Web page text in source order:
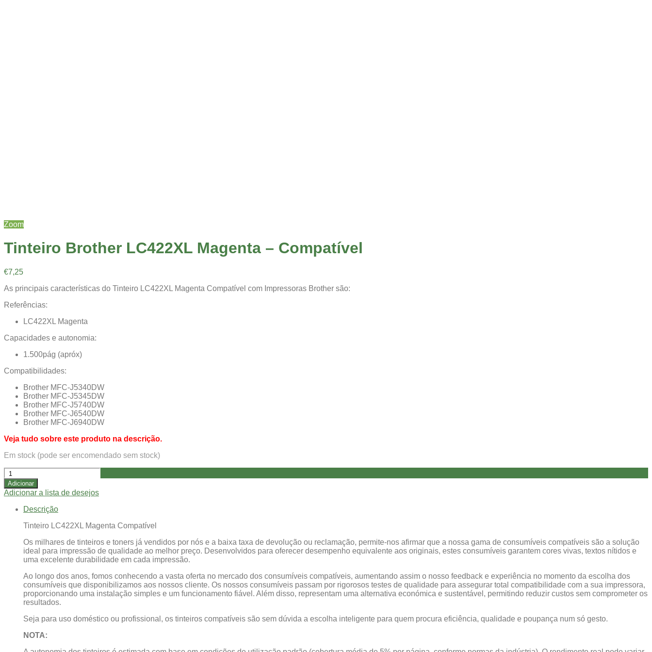
Zoom
Tinteiro Brother LC422XL Magenta – Compatível
€7,25
As principais características do Tinteiro LC422XL Magenta Compatível com Impressoras Brother são:
Referências:
LC422XL Magenta
Capacidades e autonomia:
1.500pág (apróx)
Compatibilidades:
Brother MFC-J5340DW
Brother MFC-J5345DW
Brother MFC-J5740DW
Brother MFC-J6540DW
Brother MFC-J6940DW
Veja tudo sobre este produto na descrição.
Em stock (pode ser encomendado sem stock)
Quantidade
de
Tinteiro
Brother
LC422XL
Magenta
Adicionar
Adicionar a lista de desejos
Descrição
Tinteiro LC422XL Magenta Compatível
Os milhares de tinteiros e toners já vendidos por nós e a baixa taxa de devolução ou reclamação, permite-nos afirmar que a nossa gama de consumíveis compatíveis são a solução
ideal para impressão de qualidade ao melhor preço. Desenvolvidos para oferecer desempenho equivalente aos originais, estes consumíveis garantem cores vivas, textos nítidos e
uma excelente durabilidade em cada impressão.
Ao longo dos anos, fomos conhecendo a vasta oferta no mercado dos consumíveis compatíveis, aumentando assim o nosso feedback e experiência no momento da escolha dos
consumíveis que disponibilizamos aos nossos cliente. Os nossos consumíveis passam por rigorosos testes de qualidade para assegurar total compatibilidade com a sua impressora,
proporcionando uma instalação simples e um funcionamento fiável. Além disso, representam uma alternativa económica e sustentável, permitindo reduzir custos sem comprometer os
resultados.
Seja para uso doméstico ou profissional, os tinteiros compatíveis são sem dúvida a escolha inteligente para quem procura eficiência, qualidade e poupança num só gesto.
NOTA: